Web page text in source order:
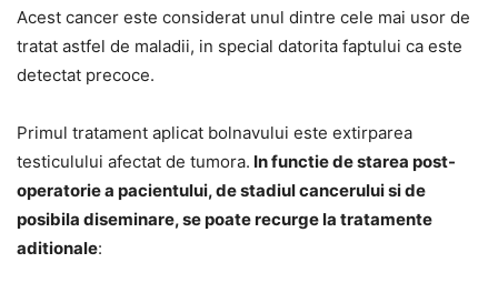
Acest cancer este considerat unul dintre cele mai usor de
tratat astfel de maladii, in special datorita faptului ca este
detectat precoce.
Primul tratament aplicat bolnavului este extirparea
testiculului afectat de tumora. In functie de starea post-
operatorie a pacientului, de stadiul cancerului si de
posibila diseminare, se poate recurge la tratamente
aditionale: